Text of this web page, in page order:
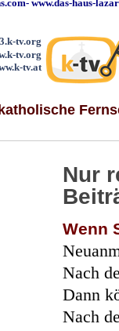
- www.das-haus-
tv.org
tv.org
tv.at
Nur
Wenn
Nach
Dann
Nach